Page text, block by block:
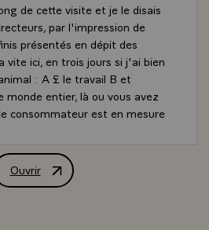
de cette visite et je le disais
par l'impression de
présentés en dépit des
vite ici, en trois jours si j'ai bien
: A £ le travail B et
monde entier, là ou vous avez
consommateur est en mesure
de ce que l'on est capable de
en Bretagne. Tout
ans ? Vous l'avez dit.
Ouvrir
Allocution de M. François Mitterrand,